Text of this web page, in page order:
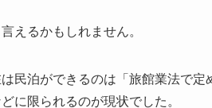
えるかもしれません。
民泊ができるのは「旅館業法で
に限られるのが現状でした。